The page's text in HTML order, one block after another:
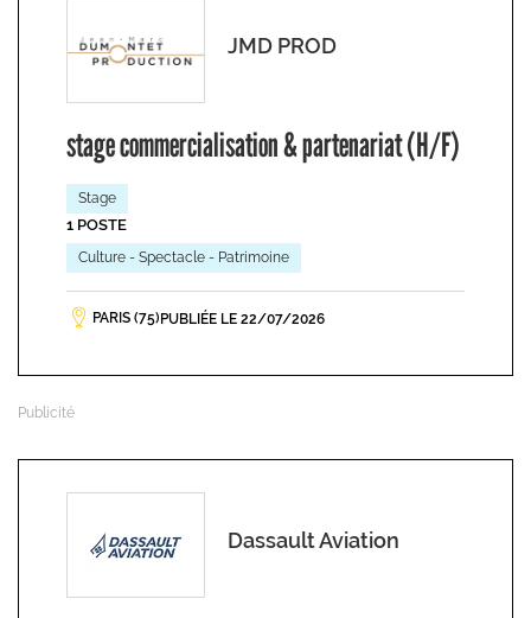
JMD PROD
stage commercialisation & partenariat (H/F)
Stage
1 POSTE
Culture - Spectacle - Patrimoine
PARIS (75) PUBLIÉE LE 22/07/2026
Dassault Aviation